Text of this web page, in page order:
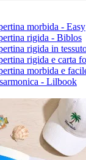
morbida - Easy
rigida - Biblos
rigida in
rigida e carta
morbida e
- Lilbook